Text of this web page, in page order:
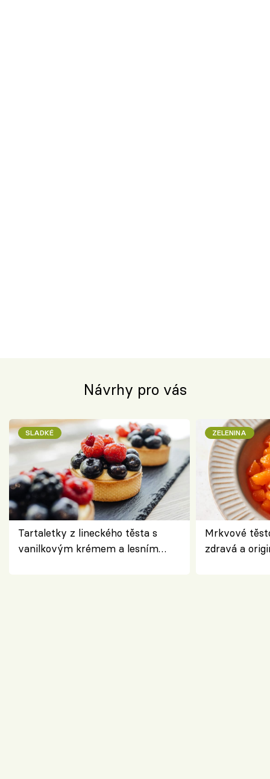
Návrhy pro vás
SLADKÉ
Tartaletky z lineckého těsta s
vanilkovým krémem a lesním
ZELENINA
Mrkvové
zdravá a